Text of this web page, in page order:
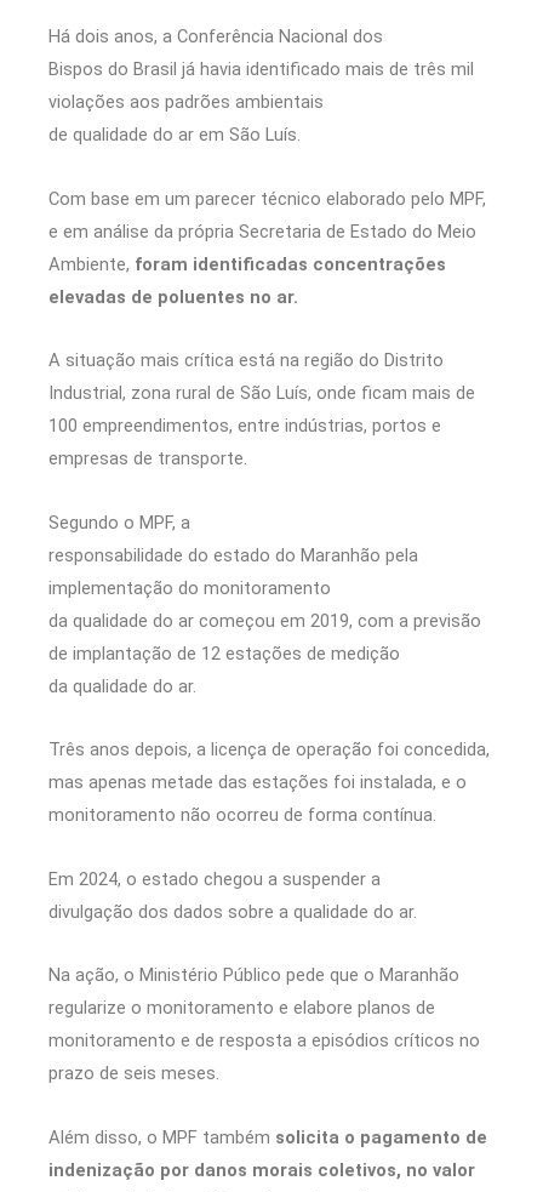
Há dois anos, a Conferência Nacional dos
Bispos do Brasil já havia identificado mais de três mil
violações aos padrões ambientais
de qualidade do ar em São Luís.
Com base em um parecer técnico elaborado pelo MPF,
e em análise da própria Secretaria de Estado do Meio
Ambiente, foram identificadas concentrações
elevadas de poluentes no ar.
A situação mais crítica está na região do Distrito
Industrial, zona rural de São Luís, onde ficam mais de
100 empreendimentos, entre indústrias, portos e
empresas de transporte.
Segundo o MPF, a
responsabilidade do estado do Maranhão pela
implementação do monitoramento
da qualidade do ar começou em 2019, com a previsão
de implantação de 12 estações de medição
da qualidade do ar.
Três anos depois, a licença de operação foi concedida,
mas apenas metade das estações foi instalada, e o
monitoramento não ocorreu de forma contínua.
Em 2024, o estado chegou a suspender a
divulgação dos dados sobre a qualidade do ar.
Na ação, o Ministério Público pede que o Maranhão
regularize o monitoramento e elabore planos de
monitoramento e de resposta a episódios críticos no
prazo de seis meses.
Além disso, o MPF também solicita o pagamento de
indenização por danos morais coletivos, no valor